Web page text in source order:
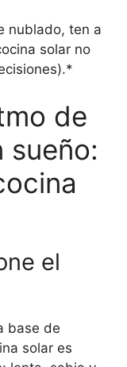
nublado, ten a
solar no
de
sueño:
el
base de
solar es